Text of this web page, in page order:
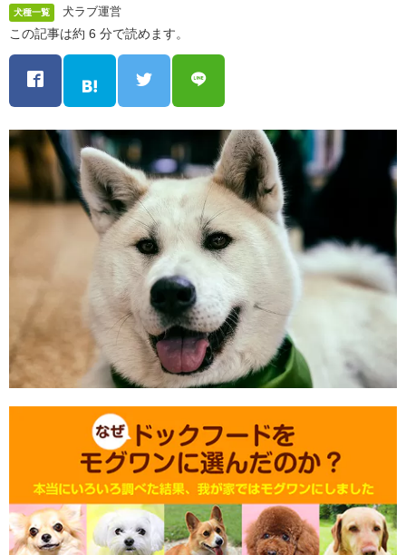
犬種一覧 犬ラブ運営
この記事は約 6 分で読めます。